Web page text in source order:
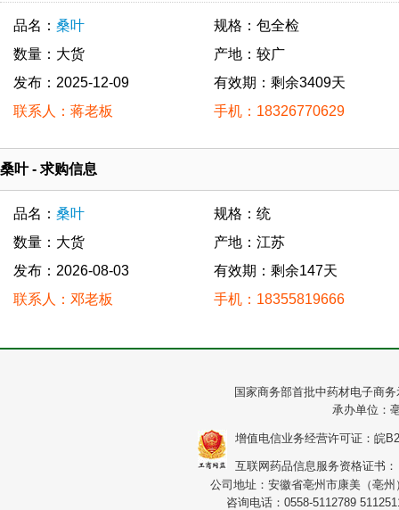
品名： 桑叶
数量：大货
发布：2025-12-09
联系人：蒋老板
规格：包全检
产地：较广
有效期：剩余3409天
手机：18326770629
桑叶 - 求购信息
品名： 桑叶
数量：大货
发布：2026-08-03
联系人：邓老板
规格：统
产地：江苏
有效期：剩余147天
手机：18355819666
国家商务部首批中药材电子商
承办单位：
增值电信业务经营许可证：皖
互联网药品信息服务资格证书
公司地址：安徽省亳州市康美（亳
咨询电话：0558-5112789